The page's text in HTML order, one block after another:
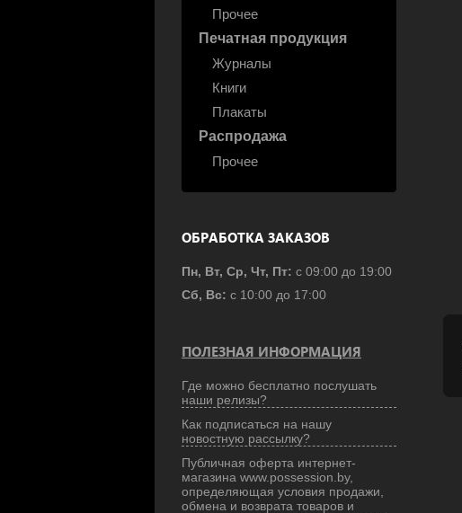
Прочее
Печатная продукция
Журналы
Книги
Плакаты
Распродажа
Прочее
ОБРАБОТКА ЗАКАЗОВ
Пн, Вт, Ср, Чт, Пт: с 09:00 до 19:00
Сб, Вс: с 10:00 до 17:00
ПОЛЕЗНАЯ ИНФОРМАЦИЯ
Где можно бесплатно послушать
наши релизы?
Как подписаться на нашу
новостную рассылку?
Публичная оферта интернет-
магазина www.possession.by,
определяющая условия продажи,
обмена и возврата товаров и